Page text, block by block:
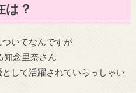
は？
いてなんですが
知念里奈さん
して活躍されていらっしゃい